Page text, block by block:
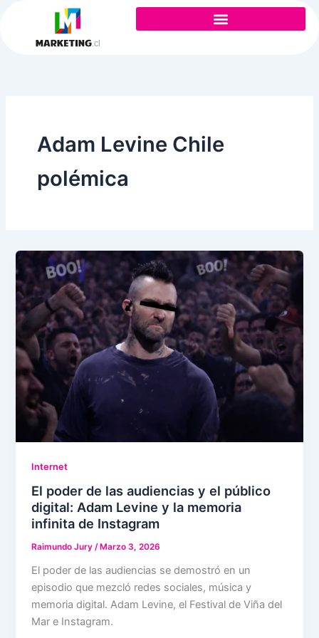
contenido
Adam Levine Chile
polémica
Internet
El poder de las audiencias y el público
digital: Adam Levine y la memoria
infinita de Instagram
Raimundo Jury/ Marzo 3, 2026
El poder de las audiencias se demostró en un
episodio que mezcló redes sociales, música y
memoria digital. Adam Levine, el Festival de Viña del
Mar e Instagram.